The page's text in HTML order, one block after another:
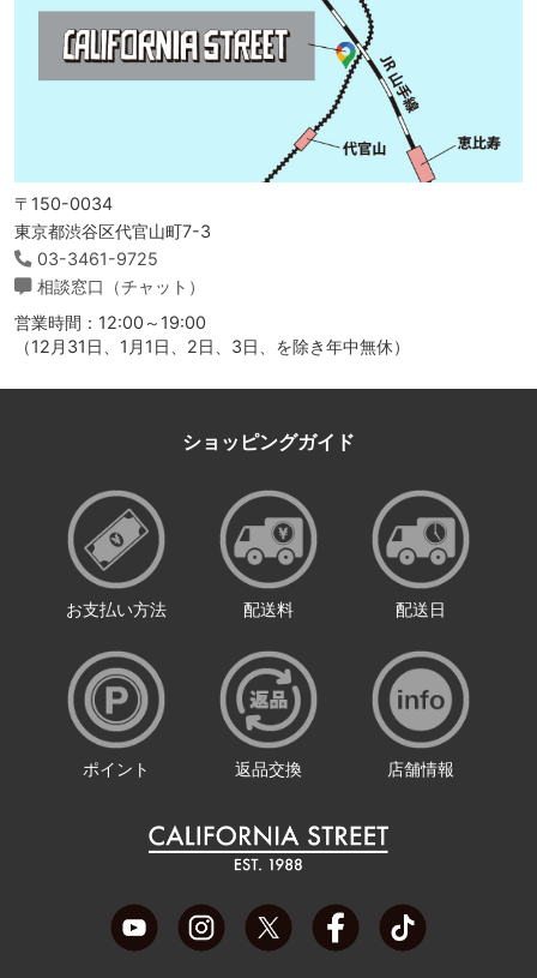
〒150-0034
東京都渋谷区代官山町7-3
03-3461-9725
相談窓口（チャット）
営業時間：12:00～19:00
（12月31日、1月1日、2日、3日、を除き年中無休）
ショッピングガイド
お支払い方法 配送料 配送日
ポイント 返品交換 店舗情報